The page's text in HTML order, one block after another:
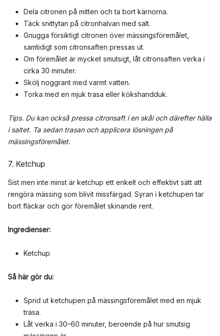
Dela citronen på mitten och ta bort kärnorna.
Täck snittytan på citronhalvan med salt.
Gnugga försiktigt citronen över mässingsföremålet,
samtidigt som citronsaften pressas ut.
Om föremålet är mycket smutsigt, låt citronsaften verka i
cirka 30 minuter.
Skölj noggrant med varmt vatten.
Torka med en mjuk trasa eller kökshandduk.
Tips. Du kan också pressa citronsaft i en skål och därefter hälla
i saltet. Ta sedan trasan och applicera lösningen på
mässingsföremålet.
7. Ketchup
Sist men inte minst är ketchup ett enkelt och effektivt sätt att
rengöra mässing som blivit missfärgad. Syran i ketchupen tar
bort fläckar och gör föremålet skinande rent.
Ingredienser:
Ketchup
Så här gör du:
Sprid ut ketchupen på mässingsföremålet med en mjuk
trasa.
Låt verka i 30–60 minuter, beroende på hur smutsig